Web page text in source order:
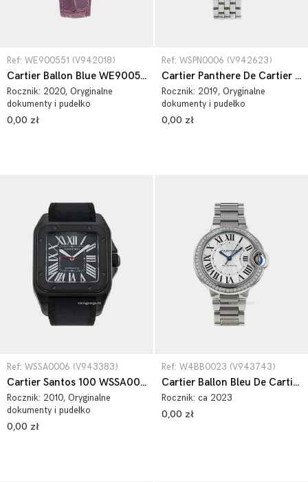
Ref: WE900551 (V942018)
Cartier Ballon Blue WE900551
Rocznik: 2020, Oryginalne
dokumenty i pudełko
0,00 zł
Ref: WSPN0006 (V942623)
Cartier Panthere De Cartier WSPN0006
Rocznik: 2019, Oryginalne
dokumenty i pudełko
0,00 zł
Ref: WSSA0006 (V943383)
Cartier Santos 100 WSSA0006
Rocznik: 2010, Oryginalne
dokumenty i pudełko
0,00 zł
Ref: W4BB0023 (V943743)
Cartier Ballon Bleu De Cartier W4BB0023
Rocznik: ca 2023
0,00 zł